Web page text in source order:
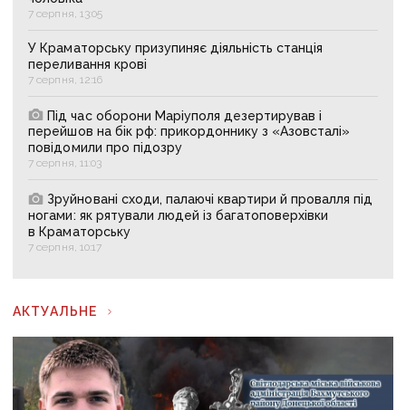
7 серпня, 13:05
У Краматорську призупиняє діяльність станція
переливання крові
7 серпня, 12:16
Під час оборони Маріуполя дезертирував і
перейшов на бік рф: прикордоннику з «Азовсталі»
повідомили про підозру
7 серпня, 11:03
Зруйновані сходи, палаючі квартири й провалля під
ногами: як рятували людей із багатоповерхівки
в Краматорську
7 серпня, 10:17
АКТУАЛЬНЕ